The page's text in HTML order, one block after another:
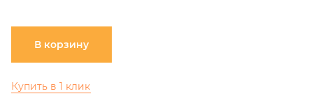
В корзину
Купить в 1 клик